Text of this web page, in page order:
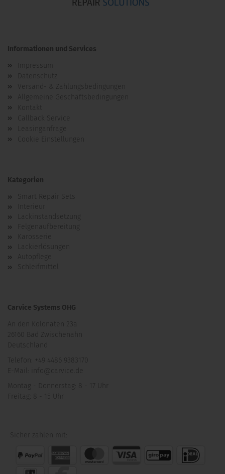
Informationen und Services
Impressum
Datenschutz
Versand- & Zahlungsbedingungen
Allgemeine Geschäftsbedingungen
Kontakt
Callback Service
Leasinganfrage
Cookie Einstellungen
Kategorien
Smart Repair Sets
Interieur
Lackinstandsetzung
Felgenaufbereitung
Karosserie
Lackierlösungen
Autopflege
Schleifmittel
Carvice Systems OHG
An den Kolonaten 23a
26160 Bad Zwischenahn
Deutschland
Telefon: +49 4486 9383170
E-Mail: info@carvice.de
Montag - Donnerstag: 8 - 17 Uhr
Freitag: 8 - 15 Uhr
Sicher zahlen mit: